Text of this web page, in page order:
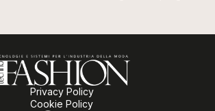
Privacy Policy
Cookie Policy